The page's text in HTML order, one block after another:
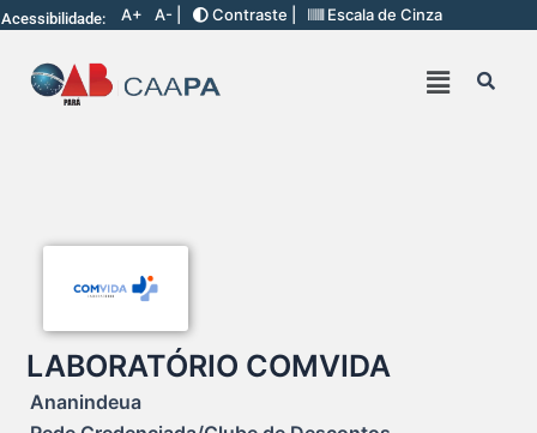
Acessibilidade: A+ A- | Contraste | Escala de Cinza
LABORATÓRIO COMVIDA
Ananindeua